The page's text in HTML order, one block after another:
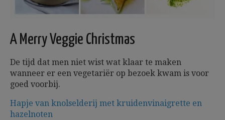
A Merry Veggie Christmas
De tijd dat men niet wist wat klaar te maken
wanneer er een vegetariër op bezoek kwam is voor
goed voorbij.
Hapje van knolselderij met kruidenvinaigrette en
hazelnoten